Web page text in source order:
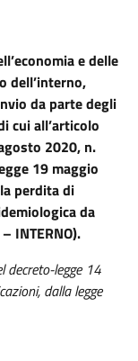
e delle
dell’interno,
da parte degli
cui all’articolo
2020, n.
19 maggio
perdita di
da
INTERNO).
decreto-legge 14
dalla legge